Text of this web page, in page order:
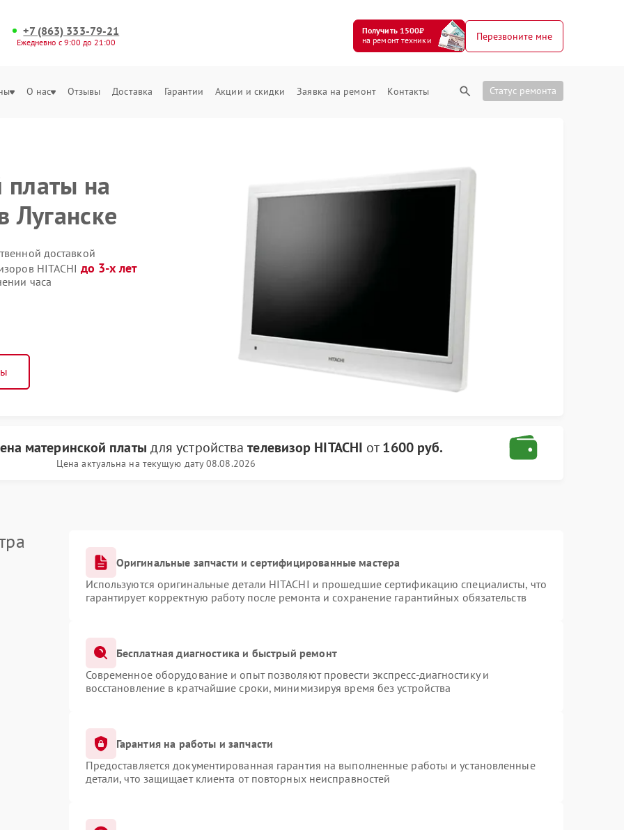
+7 (863) 333-79-21
Ежедневно с 9:00 до 21:00
Получить 1500₽
на ремонт техники
Перезвоните мне
О нас Отзывы Доставка Гарантии Акции и скидки Заявка на ремонт Контакты Статус ремонта
платы на
Луганске
доставкой
HITACHI до 3-х лет
часа
материнской платы для устройствателевизор HITACHI от1600 руб.
Цена актуальна на текущую дату 08.08.2026
Оригинальные запчасти и сертифицированные мастера
Используются оригинальные детали HITACHI и прошедшие сертификацию специалисты, что
гарантирует корректную работу после ремонта и сохранение гарантийных обязательств
Бесплатная диагностика и быстрый ремонт
Современное оборудование и опыт позволяют провести экспресс-диагностику и
восстановление в кратчайшие сроки, минимизируя время без устройства
Гарантия на работы и запчасти
Предоставляется документированная гарантия на выполненные работы и установленные
детали, что защищает клиента от повторных неисправностей